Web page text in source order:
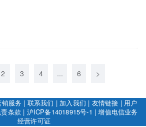
2 3 4 ... 6 >
销服务 | 联系我们 | 加入我们 | 友情链接 | 用户
条款 | 沪ICP备14018915号-1 |增值电信业务
经营许可证